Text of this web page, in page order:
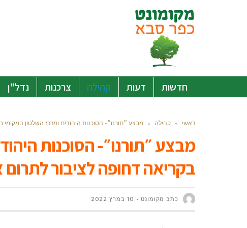
חדשות דעות קהילה צרכנות נדל"ן
ראשי » קהילה » מבצע ״תורנו״- הסוכנות היהודית ומרכז השלטון המקומי
מבצע ״תורנו״- הסוכנות
בקריאה דחופה לציבור לתרום
כתב מקומונט 10 במרץ 2022